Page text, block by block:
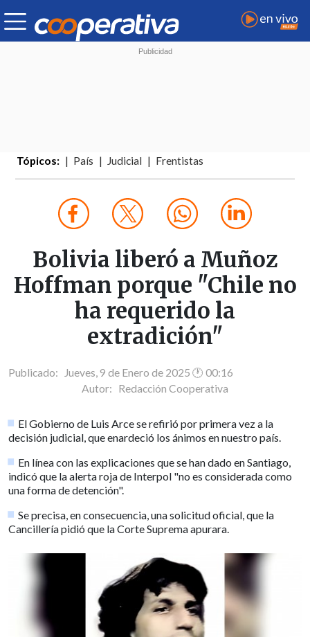
Tópicos: País Judicial Frentistas
Bolivia liberó a Muñoz
Hoffman porque "Chile no
ha requerido la
extradición"
Publicado: Jueves, 9 de Enero de 2025 🕐 00:16
Autor: Redacción Cooperativa
El Gobierno de Luis Arce se refirió por primera vez a la
decisión judicial, que enardeció los ánimos en nuestro país.
En línea con las explicaciones que se han dado en Santiago,
indicó que la alerta roja de Interpol "no es considerada como
una forma de detención".
Se precisa, en consecuencia, una solicitud oficial, que la
Cancillería pidió que la Corte Suprema apurara.